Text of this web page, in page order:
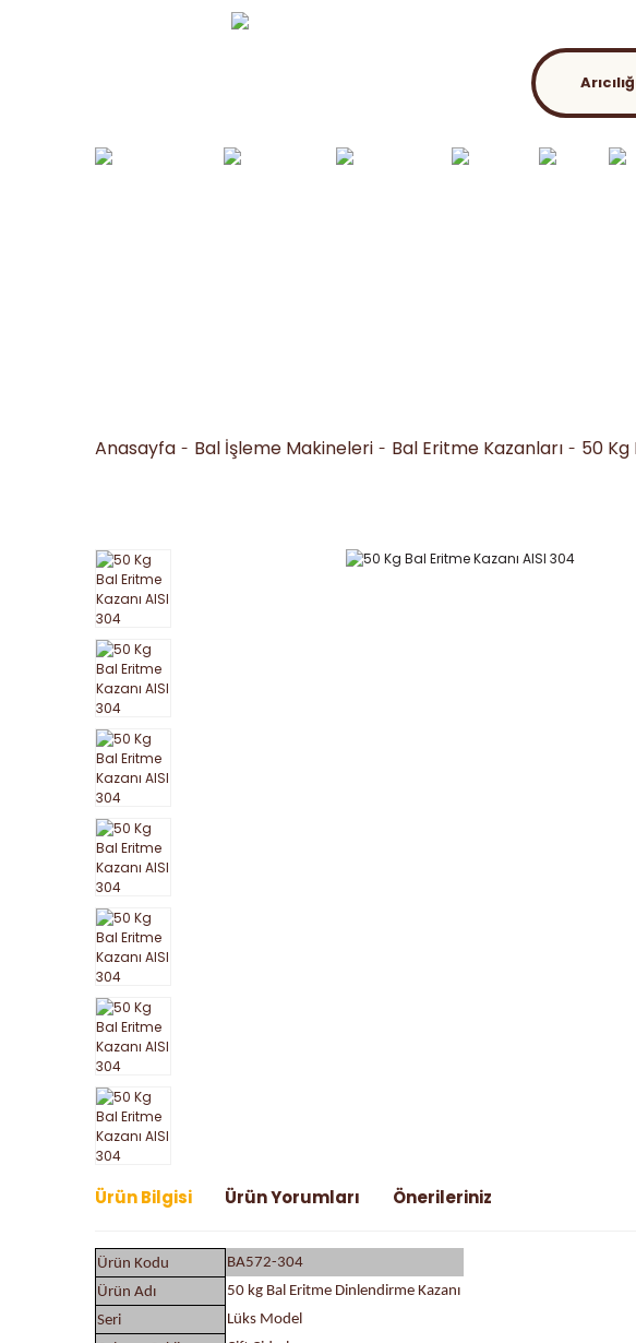
Anasayfa Bal İşleme Makineleri Bal Eritme Kazanları 50 Kg
Ürün Bilgisi Ürün Yorumları Önerileriniz
Ürün Kodu
BA572-304
Ürün Adı
50 kg Bal Eritme Dinlendirme Kazanı
Seri
Lüks Model